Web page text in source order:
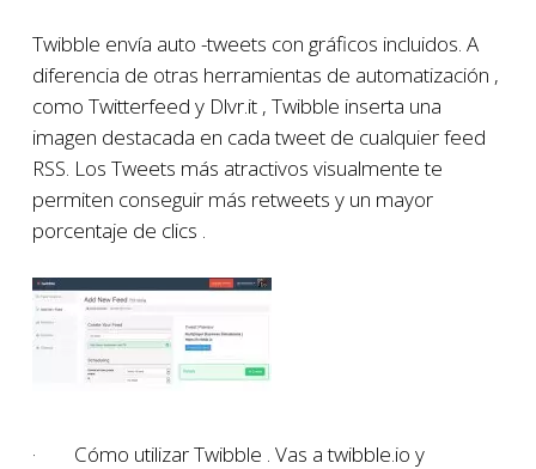
Twibble envía auto -tweets con gráficos incluidos. A
diferencia de otras herramientas de automatización ,
como Twitterfeed y Dlvr.it , Twibble inserta una
imagen destacada en cada tweet de cualquier feed
RSS. Los Tweets más atractivos visualmente te
permiten conseguir más retweets y un mayor
porcentaje de clics .
· Cómo utilizar Twibble . Vas a twibble.io y